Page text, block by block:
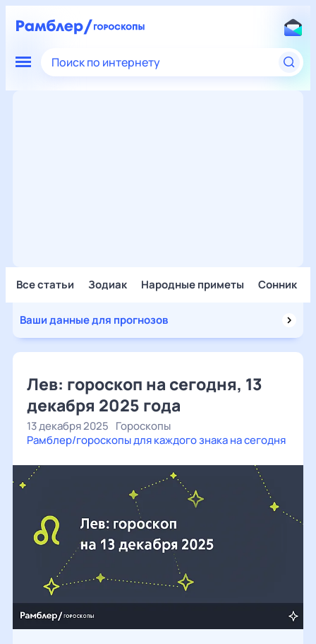
Поиск по интернету
Все статьи Зодиак Народные приметы Сонник
Ваши данные для прогнозов
Лев: гороскоп на сегодня, 13
декабря 2025 года
13 декабря 2025 Гороскопы
Рамблер/гороскопы для каждого знака на сегодня